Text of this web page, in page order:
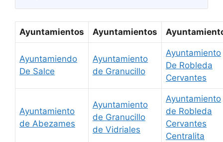
Ayuntamientos Ayuntamientos
Ayuntamiendo
De Salce
Ayuntamiento
de Granucillo
Ayuntamiento
De Robleda
Cervantes
Ayuntamiento
de Abezames
Ayuntamiento
de Granucillo
de Vidriales
Ayuntamiento
de Robleda
Cervantes
Centralita